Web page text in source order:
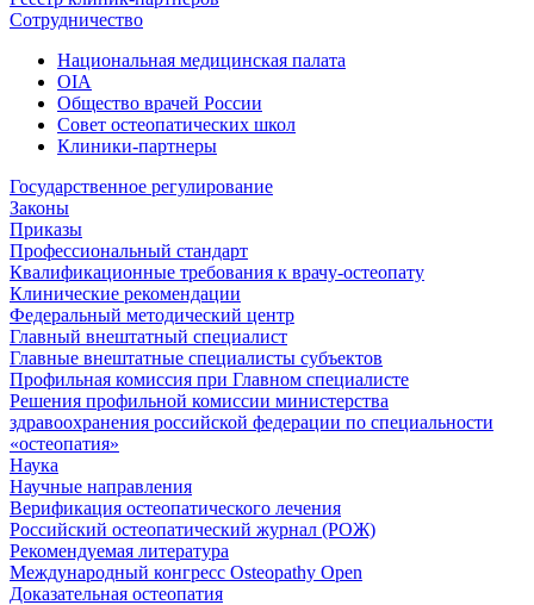
Сотрудничество
Национальная медицинская палата
OIA
Общество врачей России
Совет остеопатических школ
Клиники-партнеры
Государственное регулирование
Законы
Приказы
Профессиональный стандарт
Квалификационные требования к врачу-остеопату
Клинические рекомендации
Федеральный методический центр
Главный внештатный специалист
Главные внештатные специалисты субъектов
Профильная комиссия при Главном специалисте
Решения профильной комиссии министерства
здравоохранения российской федерации по специальности
«остеопатия»
Наука
Научные направления
Верификация остеопатического лечения
Российский остеопатический журнал (РОЖ)
Рекомендуемая литература
Международный конгресс Osteopathy Open
Доказательная остеопатия